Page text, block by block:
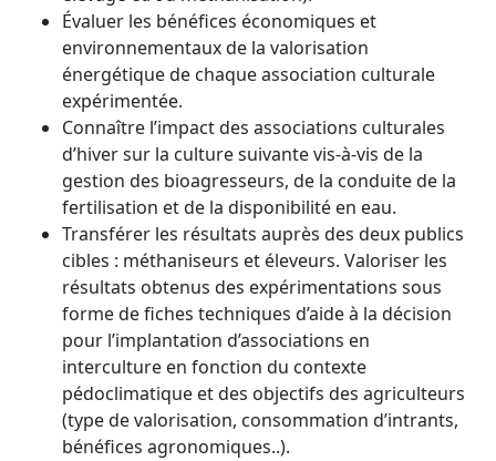
Évaluer les bénéfices économiques et
environnementaux de la valorisation
énergétique de chaque association culturale
expérimentée.
Connaître l’impact des associations culturales
d’hiver sur la culture suivante vis-à-vis de la
gestion des bioagresseurs, de la conduite de la
fertilisation et de la disponibilité en eau.
Transférer les résultats auprès des deux publics
cibles : méthaniseurs et éleveurs. Valoriser les
résultats obtenus des expérimentations sous
forme de fiches techniques d’aide à la décision
pour l’implantation d’associations en
interculture en fonction du contexte
pédoclimatique et des objectifs des agriculteurs
(type de valorisation, consommation d’intrants,
bénéfices agronomiques..).